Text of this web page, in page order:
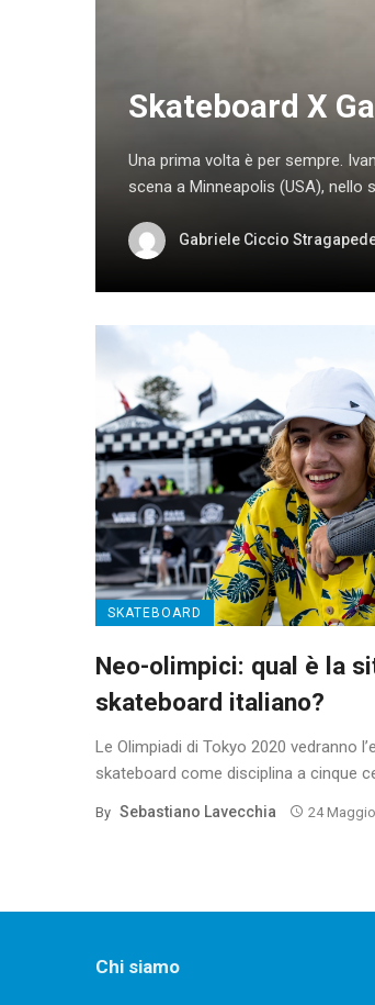
Skateboard X
Una prima volta è per sempre.
scena a Minneapolis (USA), nello
Gabriele Ciccio
SKATEBOARD
Neo-olimpici: qual è la
skateboard italiano?
Le Olimpiadi di Tokyo 2020 vedranno
skateboard come disciplina a cinque
By Sebastiano Lavecchia 24
Chi siamo